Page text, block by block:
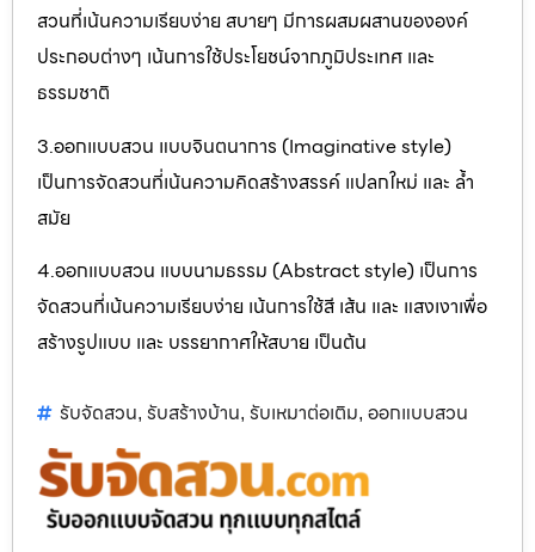
สวนที่เน้นความเรียบง่าย สบายๆ มีการผสมผสานขององค์
ประกอบต่างๆ เน้นการใช้ประโยชน์จากภูมิประเทศ และ
ธรรมชาติ
3.ออกแบบสวน แบบจินตนาการ (Imaginative style)
เป็นการจัดสวนที่เน้นความคิดสร้างสรรค์ แปลกใหม่ และ ล้ำ
สมัย
4.ออกแบบสวน แบบนามธรรม (Abstract style) เป็นการ
จัดสวนที่เน้นความเรียบง่าย เน้นการใช้สี เส้น และ แสงเงาเพื่อ
สร้างรูปแบบ และ บรรยากาศให้สบาย เป็นต้น
รับจัดสวน, รับสร้างบ้าน, รับเหมาต่อเติม, ออกแบบสวน